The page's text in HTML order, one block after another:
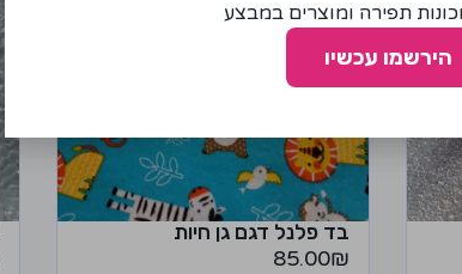
בד פלנל דגם גן חיות
85.00₪
תפירה ומוצרים במבצע
הירשמו עכשיו